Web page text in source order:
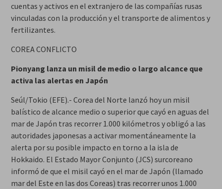
cuentas y activos en el extranjero de las compañías rusas
vinculadas con la producción y el transporte de alimentos y
fertilizantes.
COREA CONFLICTO
Pionyang lanza un misil de medio o largo alcance que
activa las alertas en Japón
Seúl/Tokio (EFE).- Corea del Norte lanzó hoy un misil
balístico de alcance medio o superior que cayó en aguas del
mar de Japón tras recorrer 1.000 kilómetros y obligó a las
autoridades japonesas a activar momentáneamente la
alerta por su posible impacto en torno a la isla de
Hokkaido. El Estado Mayor Conjunto (JCS) surcoreano
informó de que el misil cayó en el mar de Japón (llamado
mar del Este en las dos Coreas) tras recorrer unos 1.000